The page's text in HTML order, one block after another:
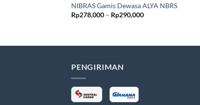
NIBRAS Gamis Dewasa ALYA NBRS
Rp278,000 – Rp290,000Rentang
PENGIRIMAN